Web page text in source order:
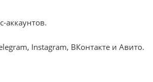
аккаунтов.
Instagram, ВКонтакте и Авито.